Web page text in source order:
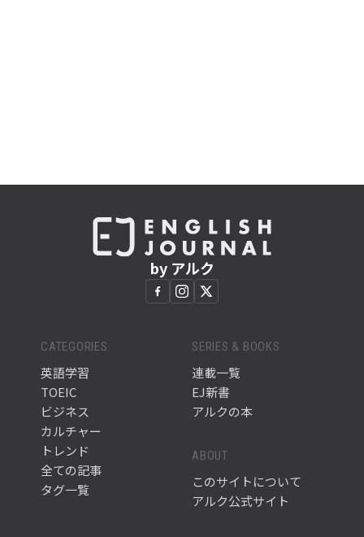
by アルク
CATEGORIES
英語学習
TOEIC
ビジネス
カルチャー
トレンド
全ての記事
タグ一覧
SERIES & BOOKS
連載一覧
EJ新書
アルクの本
ABOUT
このサイトについて
アルク公式サイト